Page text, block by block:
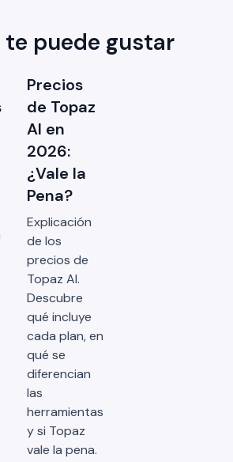
te puede gustar
Precios
de Topaz
AI en
2026:
¿Vale la
Pena?
Explicación
de los
precios de
Topaz AI.
Descubre
qué incluye
cada plan, en
qué se
diferencian
las
herramientas
y si Topaz
vale la pena.